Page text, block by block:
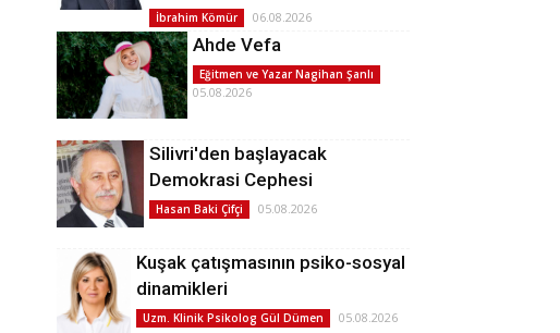
İbrahim Kömür 06.08.2026
Ahde Vefa
Eğitmen ve Yazar Nagihan Şanlı
05.08.2026
Silivri'den başlayacak
Demokrasi Cephesi
Hasan Baki Çifçi 05.08.2026
Kuşak çatışmasının psiko-sosyal
dinamikleri
Uzm. Klinik Psikolog Gül Dümen 05.08.2026